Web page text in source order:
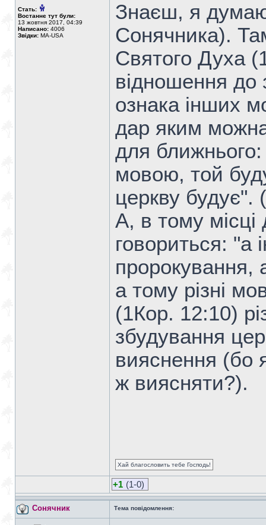
Стать:
Востаннє тут були:
13 жовтня 2017, 04:39
Написано: 4006
Звідки: MA-USA
Знаєш, я
Сонячника).
Святого Духа
відношення до
ознака інших
дар яким
для
мовою, той
церкву будує".
А, в тому
говориться: "а
пророкування,
а тому різні
(1Кор. 12:10)
збудування
вияснення (бо
ж виясняти?).
Хай благословить тебе Господь!
+1 (1-0)
Сонячник Тема повідомлення: